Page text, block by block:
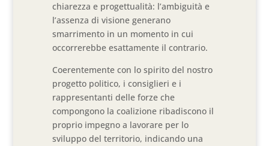
chiarezza e progettualità: l’ambiguità e
l’assenza di visione generano
smarrimento in un momento in cui
occorrerebbe esattamente il contrario.
Coerentemente con lo spirito del nostro
progetto politico, i consiglieri e i
rappresentanti delle forze che
compongono la coalizione ribadiscono il
proprio impegno a lavorare per lo
sviluppo del territorio, indicando una